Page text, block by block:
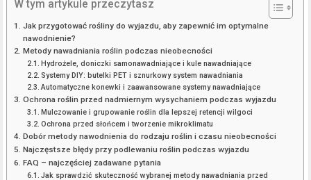
W tym artykule przeczytasz
Jak przygotować rośliny do wyjazdu, aby zapewnić im optymalne
nawodnienie?
Metody nawadniania roślin podczas nieobecności
Hydrożele, doniczki samonawadniające i kule nawadniające
Systemy DIY: butelki PET i sznurkowy system nawadniania
Automatyczne konewki i zaawansowane systemy nawadniające
Ochrona roślin przed nadmiernym wysychaniem podczas wyjazdu
Mulczowanie i grupowanie roślin dla lepszej retencji wilgoci
Ochrona przed słońcem i tworzenie mikroklimatu
Dobór metody nawodnienia do rodzaju roślin i czasu nieobecności
Najczęstsze błędy przy podlewaniu roślin podczas wyjazdu
FAQ – najczęściej zadawane pytania
Jak sprawdzić skuteczność wybranej metody nawadniania przed